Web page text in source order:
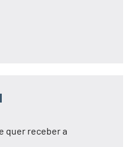
quer receber a